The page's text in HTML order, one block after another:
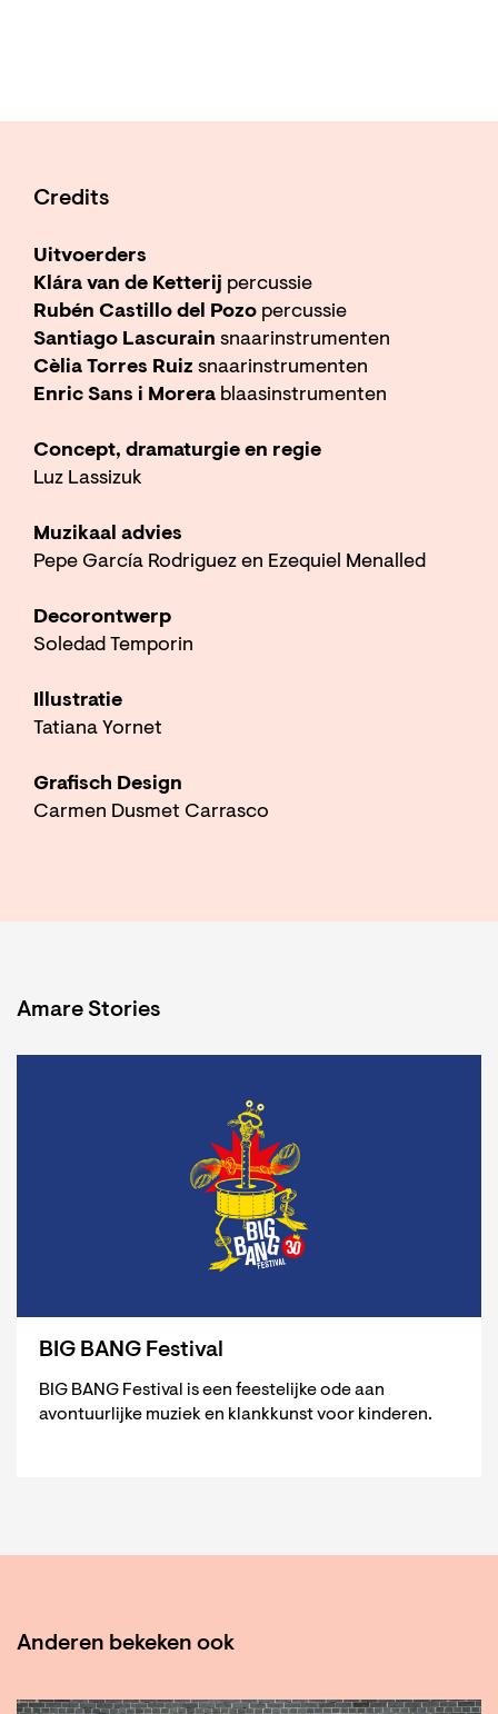
Credits
Uitvoerders
Klára van de Ketterij percussie
Rubén Castillo del Pozo percussie
Santiago Lascurain snaarinstrumenten
Cèlia Torres Ruiz snaarinstrumenten
Enric Sans i Morera blaasinstrumenten
Concept, dramaturgie en regie
Luz Lassizuk
Muzikaal advies
Pepe García Rodriguez en Ezequiel Menalled
Decorontwerp
Soledad Temporin
Illustratie
Tatiana Yornet
Grafisch Design
Carmen Dusmet Carrasco
Amare Stories
BIG BANG Festival
BIG BANG Festival is een feestelijke ode aan
avontuurlijke muziek en klankkunst voor kinderen.
Anderen bekeken ook